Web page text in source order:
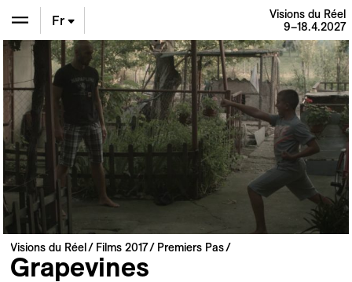
En
De
Fr
Visions du Réel
9–18.4.2027
Visions du Réel Films 2017 Premiers Pas
Grapevines